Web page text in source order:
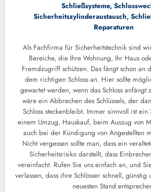
Schließsysteme,
Sicherheitszylinderaustausch,
Reparaturen
Als Fachfirma für Sicherheitstechnik sind
Bereiche, die Ihre Wohnung, Ihr Haus
Fremdzugriff schützen. Das fängt schon an
dem richtigen Schloss an. Hier sollte
gewartet werden, wenn das Schloss anfängt
wäre ein Abbrechen des Schlüssels, der
Schloss steckenbleibt. Immer sinnvoll ist ein
einem Umzug, Hauskauf, beim Auszug von
auch bei der Kündigung von Angestellten
Nicht vergessen sollte man, dass ein
Sicherheitsrisiko darstellt, dass
vereinfacht. Rufen Sie uns einfach an, und
verlassen, dass ihre Schlösser schnell, günstig
neuesten Stand